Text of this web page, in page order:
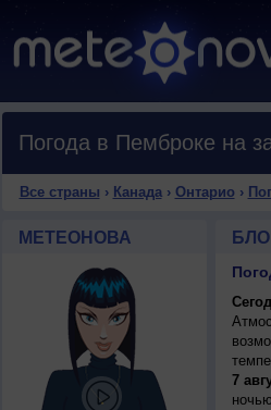
Погода в Пемброке на
Все страны › Канада› Онтарио ›
МЕТЕОНОВА
7